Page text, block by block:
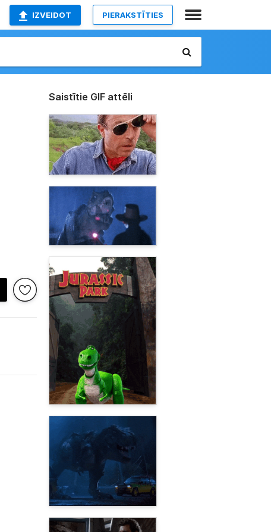
IZVEIDOT PIERAKSTĪTIES
Saistītie GIF attēli